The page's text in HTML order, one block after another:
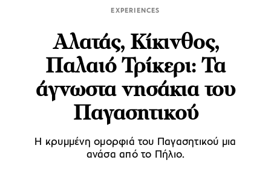
EXPERIENCES
Αλατάς, Κίκινθος,
Παλαιό Τρίκερι: Τα
άγνωστα νησάκια του
Παγασητικού
Η κρυμμένη ομορφιά του Παγασητικού μια
ανάσα από το Πήλιο.